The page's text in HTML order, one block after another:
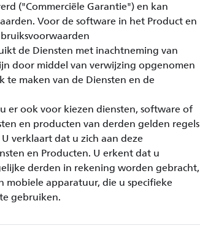
("Commerciële Garantie") en kan
Voor de software in het Product en
de Diensten met inachtneming van
door middel van verwijzing opgenomen
maken van de Diensten en de
er ook voor kiezen diensten, software of
en producten van derden gelden regels
verklaart dat u zich aan deze
en Producten. U erkent dat u
derden in rekening worden gebracht,
apparatuur, die u specifieke
gebruiken.